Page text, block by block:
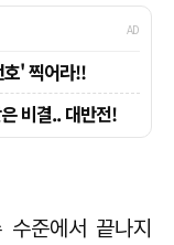
준에서 끝나지